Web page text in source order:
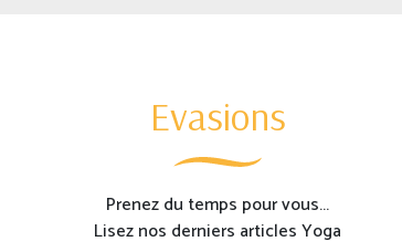
Evasions
Prenez du temps pour vous...
Lisez nos derniers articles Yoga